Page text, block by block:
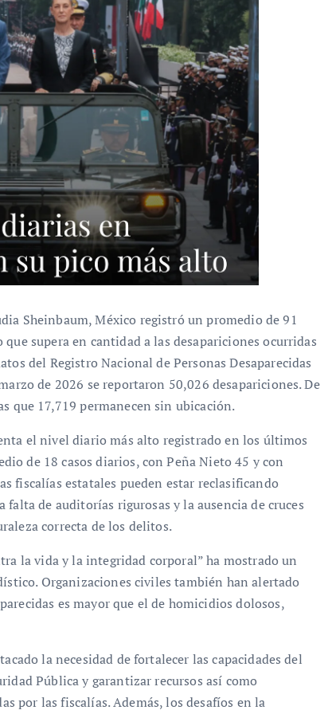
Sheinbaum, México registró un promedio de 91
supera en cantidad a las desapariciones ocurridas
del Registro Nacional de Personas Desaparecidas
de 2026 se reportaron 50,026 desapariciones. De
que 17,719 permanecen sin ubicación.
el nivel diario más alto registrado en los últimos
de 18 casos diarios, con Peña Nieto 45 y con
fiscalías estatales pueden estar reclasificando
de auditorías rigurosas y la ausencia de cruces
correcta de los delitos.
la vida y la integridad corporal” ha mostrado un
Organizaciones civiles también han alertado
es mayor que el de homicidios dolosos,
la necesidad de fortalecer las capacidades del
Pública y garantizar recursos así como
por las fiscalías. Además, los desafíos en la